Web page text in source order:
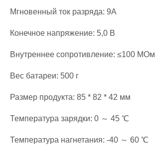
Мгновенный ток разряда: 9А
Конечное напряжение: 5,0 В
Внутреннее сопротивление: ≤100 МОм
Вес батареи: 500 г
Размер продукта: 85 * 82 * 42 мм
Температура зарядки: 0 ～ 45 ℃
Температура нагнетания: -40 ～ 60 ℃